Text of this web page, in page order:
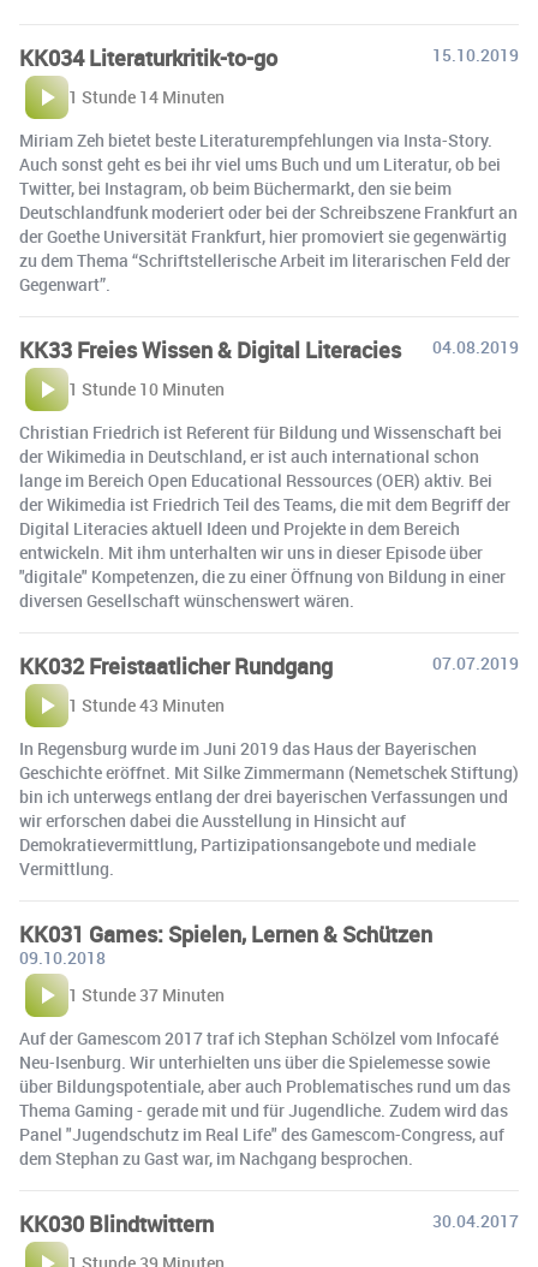
KK034 Literaturkritik-to-go
15.10.2019
1 Stunde 14 Minuten
Miriam Zeh bietet beste Literaturempfehlungen via Insta-Story.
Auch sonst geht es bei ihr viel ums Buch und um Literatur, ob bei
Twitter, bei Instagram, ob beim Büchermarkt, den sie beim
Deutschlandfunk moderiert oder bei der Schreibszene Frankfurt an
der Goethe Universität Frankfurt, hier promoviert sie gegenwärtig
zu dem Thema “Schriftstellerische Arbeit im literarischen Feld der
Gegenwart”.
KK33 Freies Wissen & Digital Literacies
04.08.2019
1 Stunde 10 Minuten
Christian Friedrich ist Referent für Bildung und Wissenschaft bei
der Wikimedia in Deutschland, er ist auch international schon
lange im Bereich Open Educational Ressources (OER) aktiv. Bei
der Wikimedia ist Friedrich Teil des Teams, die mit dem Begriff der
Digital Literacies aktuell Ideen und Projekte in dem Bereich
entwickeln. Mit ihm unterhalten wir uns in dieser Episode über
"digitale" Kompetenzen, die zu einer Öffnung von Bildung in einer
diversen Gesellschaft wünschenswert wären.
KK032 Freistaatlicher Rundgang
07.07.2019
1 Stunde 43 Minuten
In Regensburg wurde im Juni 2019 das Haus der Bayerischen
Geschichte eröffnet. Mit Silke Zimmermann (Nemetschek Stiftung)
bin ich unterwegs entlang der drei bayerischen Verfassungen und
wir erforschen dabei die Ausstellung in Hinsicht auf
Demokratievermittlung, Partizipationsangebote und mediale
Vermittlung.
KK031 Games: Spielen, Lernen & Schützen
09.10.2018
1 Stunde 37 Minuten
Auf der Gamescom 2017 traf ich Stephan Schölzel vom Infocafé
Neu-Isenburg. Wir unterhielten uns über die Spielemesse sowie
über Bildungspotentiale, aber auch Problematisches rund um das
Thema Gaming - gerade mit und für Jugendliche. Zudem wird das
Panel "Jugendschutz im Real Life" des Gamescom-Congress, auf
dem Stephan zu Gast war, im Nachgang besprochen.
KK030 Blindtwittern
30.04.2017